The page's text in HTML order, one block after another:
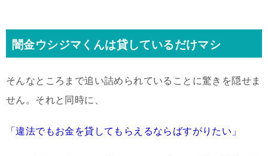
闇金ウシジマくんは貸しているだけマシ
そんなところまで追い詰められていることに驚きを隠せま
せん。それと同時に、
「違法でもお金を貸してもらえるならばすがりたい」